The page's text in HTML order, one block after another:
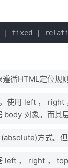
| fixed |
循HTML定位规
使用 left ， right
body 对象。而其
方式。
left ， right ，